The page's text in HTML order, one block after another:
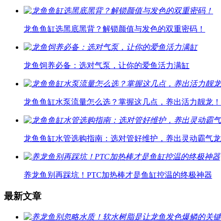
龙鱼鱼缸选黑底黑背？解锁颜值与发色的双重密码！
龙鱼饲养必备：选对气泵，让你的爱鱼活力满缸
龙鱼鱼缸水泵流量怎么选？掌握这几点，养出活力靓龙！
龙鱼鱼缸水管选购指南：选对管好维护，养出灵动霸气
养龙鱼别再踩坑！PTC加热棒才是鱼缸控温的终极神器
最新文章